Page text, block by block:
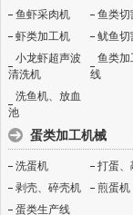
鱼虾采肉机
鱼类切
虾类加工机
鱿鱼切
小龙虾超声波
清洗机
鱼类加
线
洗鱼机、放血
池
蛋类加工机械
洗蛋机
打蛋、
剥壳、碎壳机
煎蛋机
蛋类生产线